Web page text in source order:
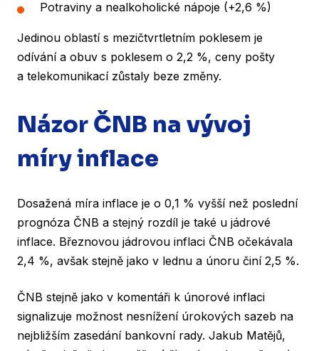
Potraviny a nealkoholické nápoje (+2,6 %)
Jedinou oblastí s mezičtvrtletním poklesem je
odívání a obuv s poklesem o 2,2 %, ceny pošty
a telekomunikací zůstaly beze změny.
Názor ČNB na vývoj
míry inflace
Dosažená míra inflace je o 0,1 % vyšší než poslední
prognóza ČNB a stejný rozdíl je také u jádrové
inflace. Březnovou jádrovou inflaci ČNB očekávala
2,4 %, avšak stejně jako v lednu a únoru činí 2,5 %.
ČNB stejně jako v komentáři k únorové inflaci
signalizuje možnost nesnížení úrokových sazeb na
nejbližším zasedání bankovní rady. Jakub Matějů,